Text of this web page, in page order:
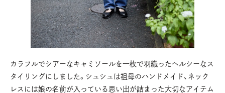
カラフルでシアーなキャミソールを一枚で羽織ったヘルシーなス
タイリングにしました。シュシュは祖母のハンドメイド、ネック
レスには娘の名前が入っている思い出が詰まった大切なアイテム